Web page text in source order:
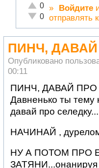
Отлично!
0
Неадекватно!
0
» Войдите
отправлять
ПИНЧ,
Опубликовано
00:11
ПИНЧ, ДАВАЙ ПРО
Давненько ты тему
давай про селедку...
НАЧИНАЙ ,
НУ А ПОТОМ ПРО
ЗАТЯНИ...онанируя